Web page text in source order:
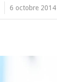
6 octobre 2014